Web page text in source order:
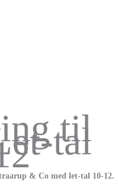
til
tal
& Co med let-tal 10-12.